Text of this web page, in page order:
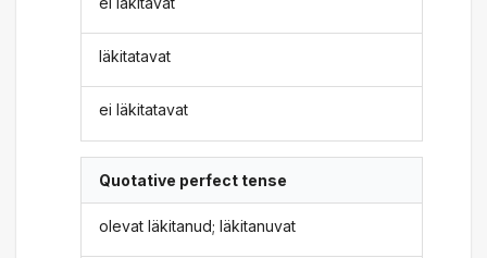
läkitatavat
ei läkitatavat
Quotative perfect tense
olevat läkitanud; läkitanuvat